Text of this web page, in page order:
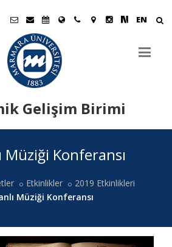
EN
Gelişim Birimi
Müziği Konferansı
Etkinlikler
2019 Etkinlikleri
Müziği Konferansı